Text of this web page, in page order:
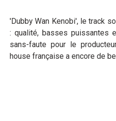
'Dubby Wan Kenobi', le track
: qualité, basses puissantes
sans-faute pour le
house française a encore de